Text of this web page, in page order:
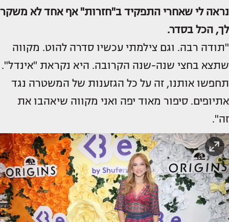
נראה לי שאחרי התפקיד ב"חזרות" אף אחד לא משקר
לך, הכל בסדר.
"תודה רבה. וגם צילמתי עכשיו סדרה להוט. מקווה
שתצא בחצי שנה-שנה הקרובה. היא נקראת "אינדל".
תחפשו אותנו, זה על כל הגזענות של המשטרה נגד
אתיופים. סיפור מאוד יפה ואני מקווה שיאהבו את
זה".